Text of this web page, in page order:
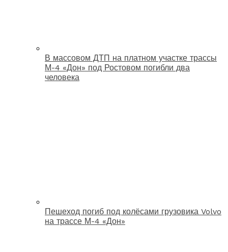
В массовом ДТП на платном участке трассы
М-4 «Дон» под Ростовом погибли два
человека
Пешеход погиб под колёсами грузовика Volvo
на трассе М-4 «Дон»